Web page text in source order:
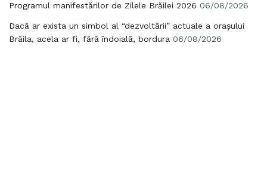
Programul manifestărilor de Zilele Brăilei 2026 06/08/2026
Dacă ar exista un simbol al “dezvoltării” actuale a orașului
Brăila, acela ar fi, fără îndoială, bordura 06/08/2026